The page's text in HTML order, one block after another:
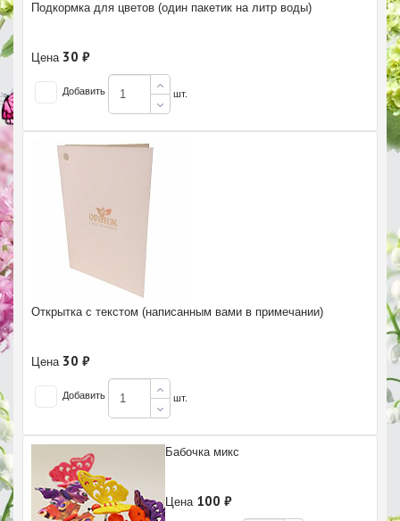
Подкормка для цветов (один пакетик на литр воды)
Цена 30 ₽
Добавить шт.
Открытка с текстом (написанным вами в примечании)
Цена 30 ₽
Добавить шт.
Бабочка микс
Цена 100 ₽